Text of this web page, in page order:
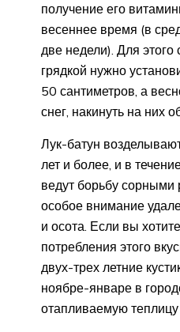
получение его
весеннее время (в
две недели). Для этого
грядкой нужно
50 сантиметров, а
снег, накинуть на них
Лук-батун
лет и более, и в
ведут борьбу сорными
особое внимание
и осота. Если вы
потребления этого
двух-трех летние
ноябре-январе в
отапливаемую теплицу